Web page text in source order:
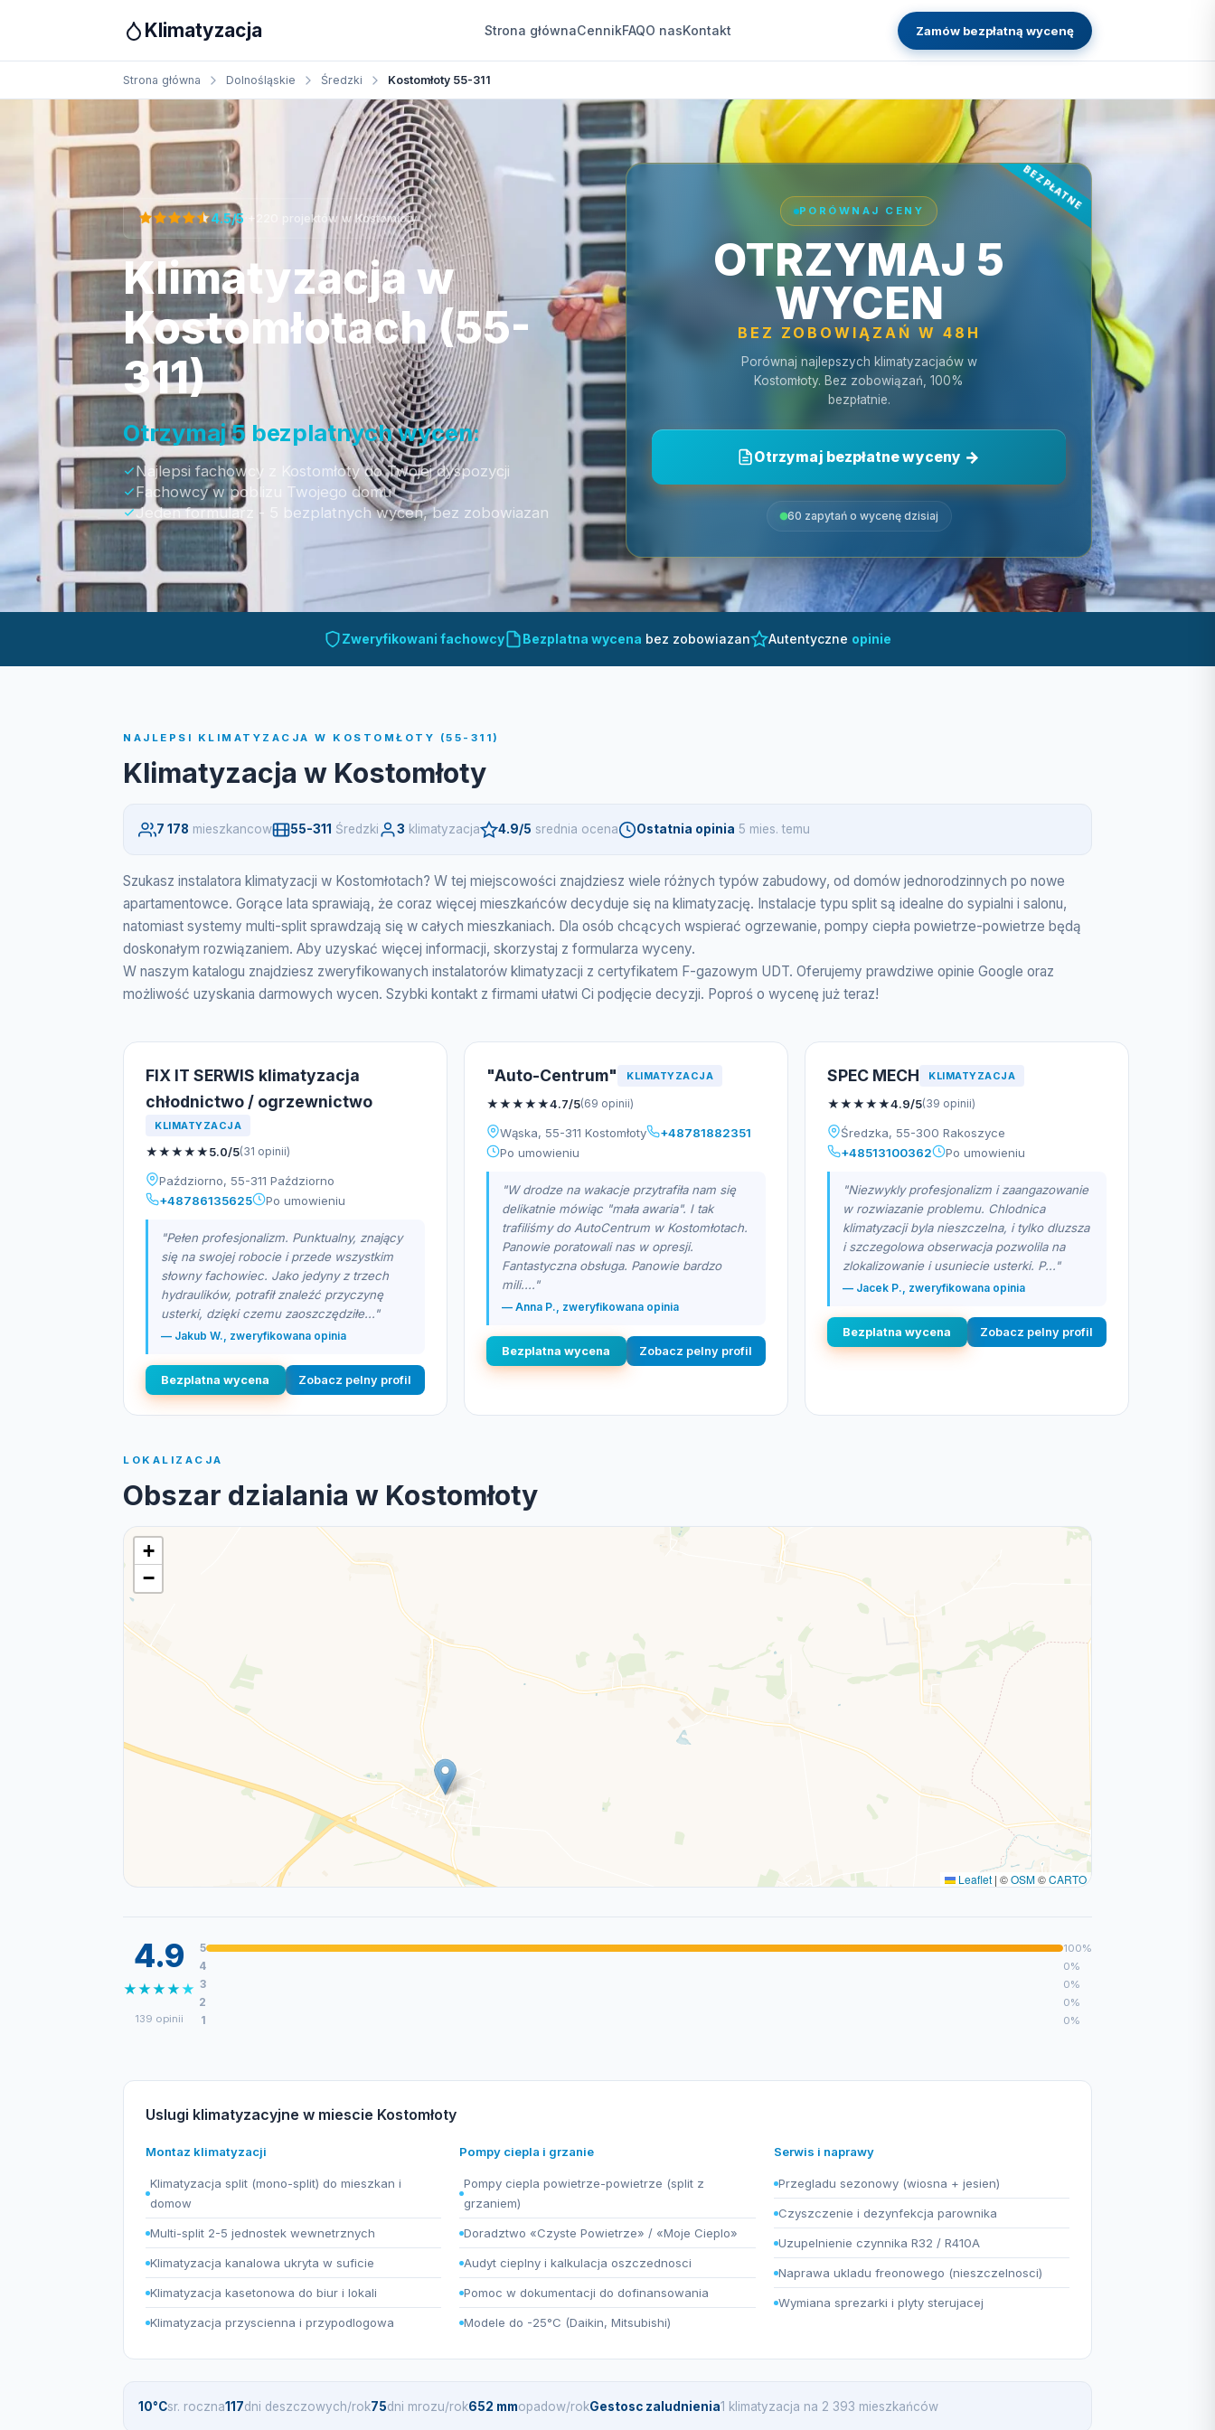
Klimatyzacja Strona głównaCennikFAQO nasKontakt Zamów bezpłatną wycenę
Strona główna Dolnośląskie Średzki Kostomłoty 55-311
4.5/5 +220 projektów w Kostomłoty
Klimatyzacja w
Kostomłotach (55-
311)
Otrzymaj 5 bezplatnych wycen:
Najlepsi fachowcy z Kostomłoty do Twojej dyspozycji
Fachowcy w poblizu Twojego domu
Jeden formularz - 5 bezplatnych wycen, bez zobowiazan
PORÓWNAJ CENY
OTRZYMAJ 5
WYCEN
BEZ ZOBOWIĄZAŃ W 48H
Porównaj najlepszych klimatyzacjaów w
Kostomłoty. Bez zobowiązań, 100%
bezpłatnie.
Otrzymaj bezpłatne wyceny
60 zapytań o wycenę dzisiaj
Zweryfikowani fachowcy Bezplatna wycena bez zobowiazan Autentyczne opinie
NAJLEPSI KLIMATYZACJA W KOSTOMŁOTY (55-311)
Klimatyzacja w Kostomłoty
7 178 mieszkancow 55-311 Średzki 3 klimatyzacja 4.9/5 srednia ocena Ostatnia opinia 5 mies. temu
Szukasz instalatora klimatyzacji w Kostomłotach? W tej miejscowości znajdziesz wiele różnych typów zabudowy, od domów jednorodzinnych po nowe
apartamentowce. Gorące lata sprawiają, że coraz więcej mieszkańców decyduje się na klimatyzację. Instalacje typu split są idealne do sypialni i salonu,
natomiast systemy multi-split sprawdzają się w całych mieszkaniach. Dla osób chcących wspierać ogrzewanie, pompy ciepła powietrze-powietrze będą
doskonałym rozwiązaniem. Aby uzyskać więcej informacji, skorzystaj z formularza wyceny.
W naszym katalogu znajdziesz zweryfikowanych instalatorów klimatyzacji z certyfikatem F-gazowym UDT. Oferujemy prawdziwe opinie Google oraz
możliwość uzyskania darmowych wycen. Szybki kontakt z firmami ułatwi Ci podjęcie decyzji. Poproś o wycenę już teraz!
FIX IT SERWIS klimatyzacja
chłodnictwo / ogrzewnictwo
KLIMATYZACJA
★★★★★5.0/5(31 opinii)
Paździorno, 55-311 Paździorno
+48786135625
Po umowieniu
"Pełen profesjonalizm. Punktualny, znający
się na swojej robocie i przede wszystkim
słowny fachowiec. Jako jedyny z trzech
hydraulików, potrafił znaleźć przyczynę
usterki, dzięki czemu zaoszczędziłe..."
— Jakub W., zweryfikowana opinia
Bezplatna wycena Zobacz pelny profil
"Auto-Centrum" KLIMATYZACJA
★★★★★4.7/5(69 opinii)
Wąska, 55-311 Kostomłoty
+48781882351
Po umowieniu
"W drodze na wakacje przytrafiła nam się
delikatnie mówiąc "mała awaria". I tak
trafiliśmy do AutoCentrum w Kostomłotach.
Panowie poratowali nas w opresji.
Fantastyczna obsługa. Panowie bardzo
mili...."
— Anna P., zweryfikowana opinia
Bezplatna wycena Zobacz pelny profil
SPEC MECH KLIMATYZACJA
★★★★★4.9/5(39 opinii)
Średzka, 55-300 Rakoszyce
+48513100362
Po umowieniu
"Niezwykly profesjonalizm i zaangazowanie
w rozwiazanie problemu. Chlodnica
klimatyzacji byla nieszczelna, i tylko dluzsza
i szczegolowa obserwacja pozwolila na
zlokalizowanie i usuniecie usterki. P..."
— Jacek P., zweryfikowana opinia
Bezplatna wycena Zobacz pelny profil
LOKALIZACJA
Obszar dzialania w Kostomłoty
+
−
Leaflet | ©OSM©CARTO
4.9
★★★★★
139 opinii
5 100%
4 0%
3 0%
2 0%
1 0%
Uslugi klimatyzacyjne w miescie Kostomłoty
Montaz klimatyzacji
Klimatyzacja split (mono-split) do mieszkan i
domow
Multi-split 2-5 jednostek wewnetrznych
Klimatyzacja kanalowa ukryta w suficie
Klimatyzacja kasetonowa do biur i lokali
Klimatyzacja przyscienna i przypodlogowa
Pompy ciepla i grzanie
Pompy ciepla powietrze-powietrze (split z
grzaniem)
Doradztwo «Czyste Powietrze» / «Moje Cieplo»
Audyt cieplny i kalkulacja oszczednosci
Pomoc w dokumentacji do dofinansowania
Modele do -25°C (Daikin, Mitsubishi)
Serwis i naprawy
Przegladu sezonowy (wiosna + jesien)
Czyszczenie i dezynfekcja parownika
Uzupelnienie czynnika R32 / R410A
Naprawa ukladu freonowego (nieszczelnosci)
Wymiana sprezarki i plyty sterujacej
10°Csr. roczna117dni deszczowych/rok75dni mrozu/rok652 mmopadow/rokGestosc zaludnienia1 klimatyzacja na 2 393 mieszkańców